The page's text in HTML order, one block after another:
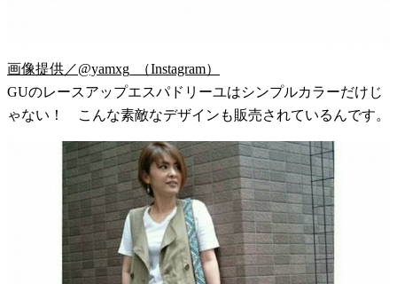
画像提供／@yamxg_（Instagram）
GUのレースアップエスパドリーユはシンプルカラーだけじ
ゃない！ こんな素敵なデザインも販売されているんです。